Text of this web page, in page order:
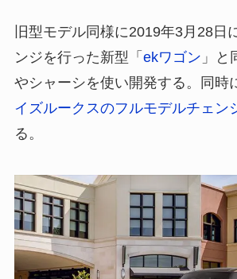
旧型モデル同様に2019年3月28日
ンジを行った新型「 ekワゴン 」と
やシャーシを使い開発する。同時
イズルークスのフルモデルチェン
る。